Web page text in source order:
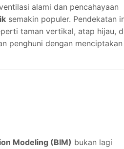
alami dan pencahayaan
semakin populer. Pendekatan
taman vertikal, atap hijau,
penghuni dengan menciptakan
Modeling (BIM) bukan lagi